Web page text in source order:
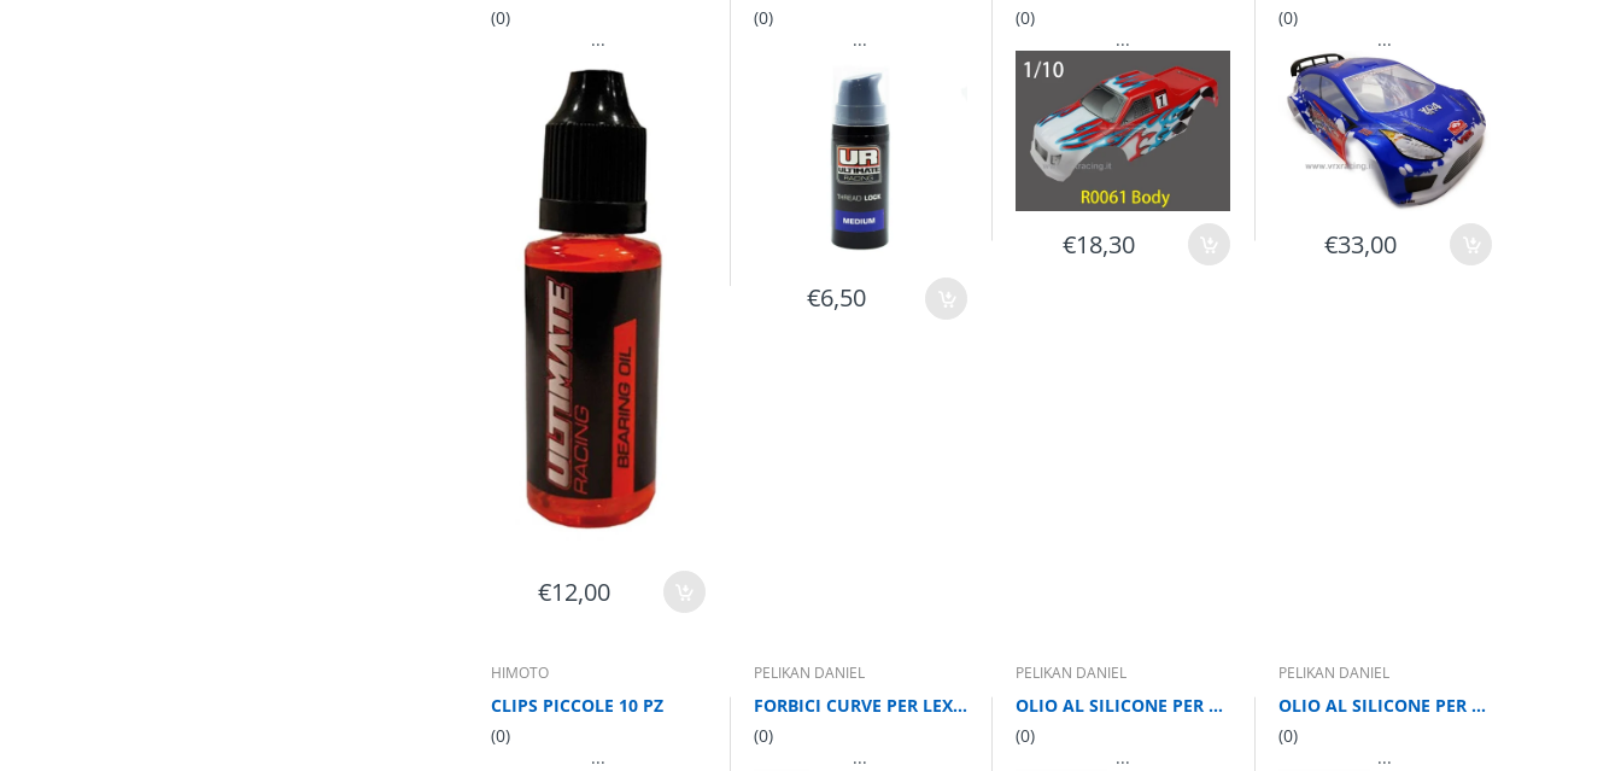
(0)
...
€12,00
(0)
...
€6,50
(0)
...
€18,30
(0)
...
€33,00
HIMOTO
CLIPS PICCOLE 10 PZ
(0)
...
PELIKAN DANIEL
FORBICI CURVE PER LEXAN
(0)
...
PELIKAN DANIEL
OLIO AL SILICONE PER AMMORTIZZATORI DUREZZA 350 CST 70 ml
(0)
...
PELIKAN DANIEL
OLIO AL SILICONE PER AMMORTIZZATORI DUREZZA 425 CST 70 ml
(0)
...